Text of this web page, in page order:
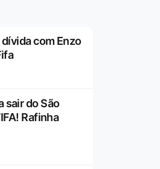
com Enzo
sair do São
Rafinha